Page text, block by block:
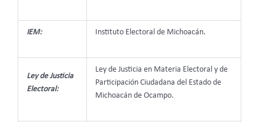
IEM: Instituto Electoral de Michoacán.
Ley de Justicia
Electoral:
Ley de Justicia en Materia Electoral y de
Participación Ciudadana del Estado de
Michoacán de Ocampo.